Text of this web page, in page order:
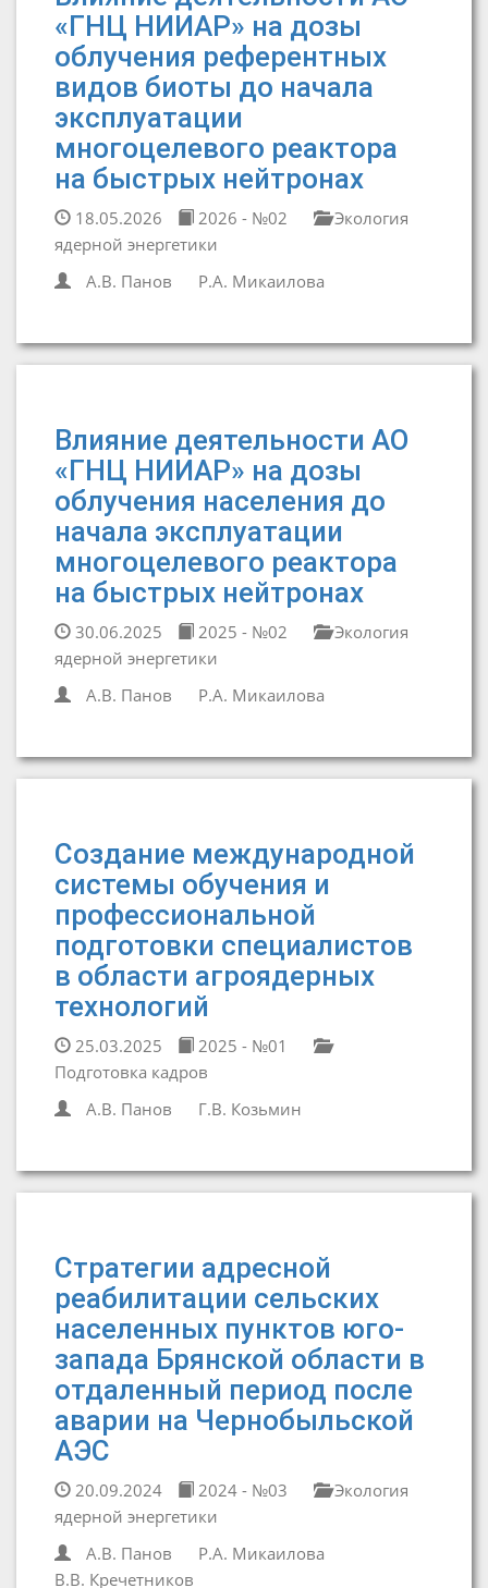
«ГНЦ НИИАР» на дозы
облучения референтных
видов биоты до начала
эксплуатации
многоцелевого реактора
на быстрых нейтронах
18.05.2026 2026 - №02
Экология
ядерной энергетики
А.В. Панов
Р.А. Микаилова
Влияние деятельности АО
«ГНЦ НИИАР» на дозы
облучения населения до
начала эксплуатации
многоцелевого реактора
на быстрых нейтронах
30.06.2025 2025 - №02
Экология
ядерной энергетики
А.В. Панов
Р.А. Микаилова
Создание международной
системы обучения и
профессиональной
подготовки специалистов
в области агроядерных
технологий
25.03.2025
2025 - №01
Подготовка кадров
А.В. Панов
Г.В. Козьмин
Стратегии адресной
реабилитации сельских
населенных пунктов юго-
запада Брянской области в
отдаленный период после
аварии на Чернобыльской
АЭС
20.09.2024 2024 - №03
Экология
ядерной энергетики
А.В. Панов
Р.А. Микаилова
В.В. Кречетников